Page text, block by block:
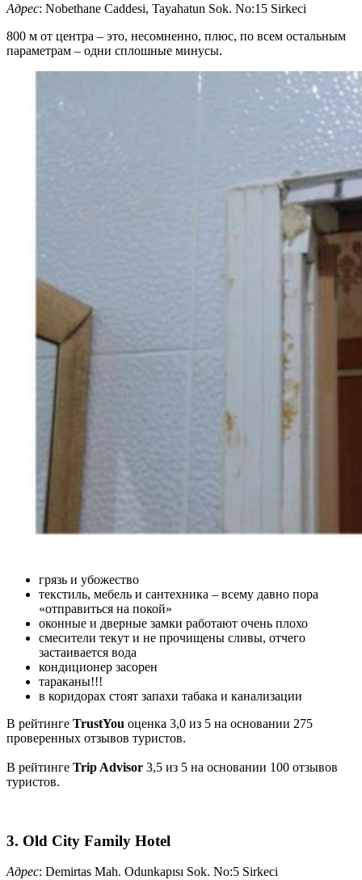
Адрес: Nobethane Caddesi, Tayahatun Sok. No:15 Sirkeci
800 м от центра – это, несомненно, плюс, по всем остальным
параметрам – одни сплошные минусы.
грязь и убожество
текстиль, мебель и сантехника – всему давно пора
«отправиться на покой»
оконные и дверные замки работают очень плохо
смесители текут и не прочищены сливы, отчего
застаивается вода
кондиционер засорен
тараканы!!!
в коридорах стоят запахи табака и канализации
В рейтинге TrustYou оценка 3,0 из 5 на основании 275
проверенных отзывов туристов.
В рейтинге Trip Advisor 3,5 из 5 на основании 100 отзывов
туристов.
3. Old City Family Hotel
Адрес: Demirtas Mah. Odunkapısı Sok. No:5 Sirkeci